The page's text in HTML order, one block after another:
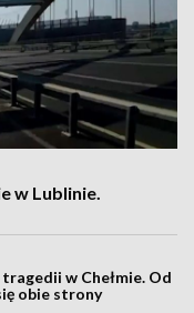
w Lublinie.
w Chełmie. Od
obie strony